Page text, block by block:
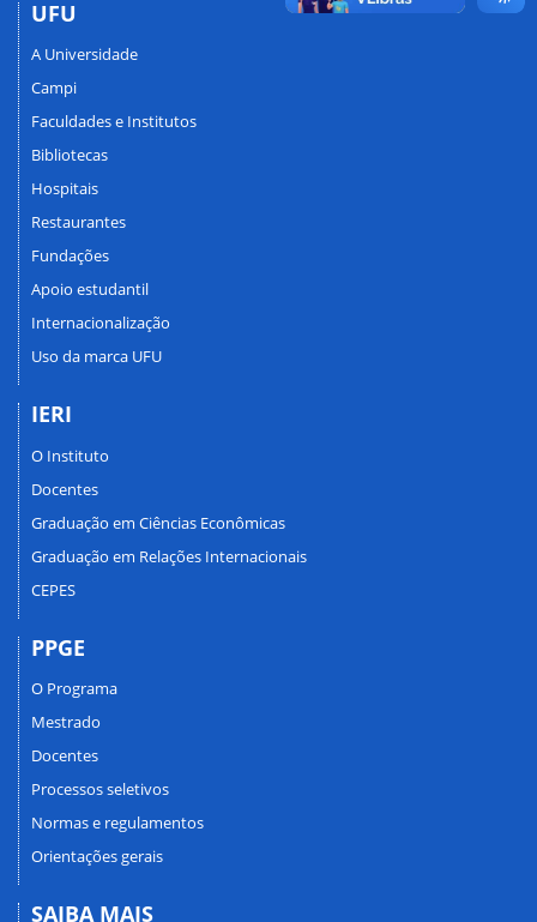
UFU
A Universidade
Campi
Faculdades e Institutos
Bibliotecas
Hospitais
Restaurantes
Fundações
Apoio estudantil
Internacionalização
Uso da marca UFU
IERI
O Instituto
Docentes
Graduação em Ciências Econômicas
Graduação em Relações Internacionais
CEPES
PPGE
O Programa
Mestrado
Docentes
Processos seletivos
Normas e regulamentos
Orientações gerais
SAIBA MAIS